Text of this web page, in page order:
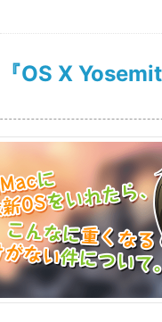
『OS X